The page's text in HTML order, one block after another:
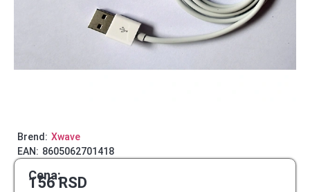
Brend: Xwave
EAN: 8605062701418
Cena:
156RSD